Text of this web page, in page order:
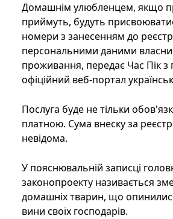
Домашнім улюбленцем, якщо
приймуть, будуть
номери з занесенням до
персональними даними
проживання, передає Час Пік
офіційний веб-портал
Послуга буде не тільки
платною. Сума внеску за
невідома.
У пояснювальній записці
законопроекту називається
домашніх тварин, що
вини своїх господарів.